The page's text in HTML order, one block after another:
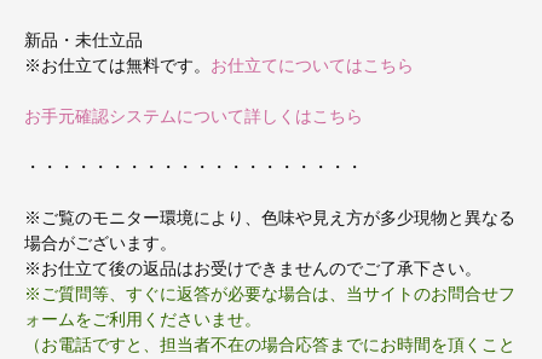
新品・未仕立品
※お仕立ては無料です。 お仕立てについてはこちら
お手元確認システムについて詳しくはこちら
・・・・・・・・・・・・・・・・・・・・
※ご覧のモニター環境により、色味や見え方が多少現物と異なる
場合がございます。
※お仕立て後の返品はお受けできませんのでご了承下さい。
※ご質問等、すぐに返答が必要な場合は、当サイトのお問合せフ
ォームをご利用くださいませ。
（お電話ですと、担当者不在の場合応答までにお時間を頂くこと